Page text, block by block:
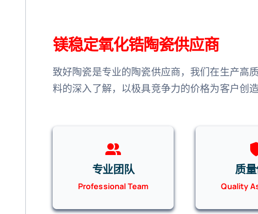
镁稳定氧化锆陶瓷供应商
致好陶瓷是专业的陶瓷供应商，我们在生产高
料的深入了解，以极具竞争力的价格为客户创
专业团队
Professional Team
质
Quality